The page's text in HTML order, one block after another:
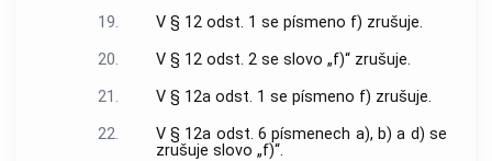
19.
V § 12 odst. 1 se písmeno f) zrušuje.
20.
V § 12 odst. 2 se slovo „f)“ zrušuje.
21.
V § 12a odst. 1 se písmeno f) zrušuje.
22.
V § 12a odst. 6 písmenech a), b) a d) se
zrušuje slovo „f)“.